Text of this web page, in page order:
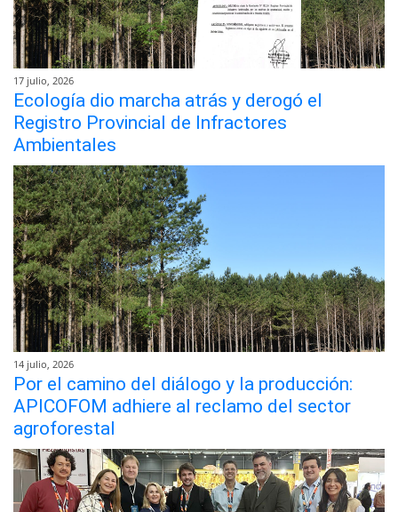
17 julio, 2026
Ecología dio marcha atrás y derogó el
Registro Provincial de Infractores
Ambientales
14 julio, 2026
Por el camino del diálogo y la producción:
APICOFOM adhiere al reclamo del sector
agroforestal